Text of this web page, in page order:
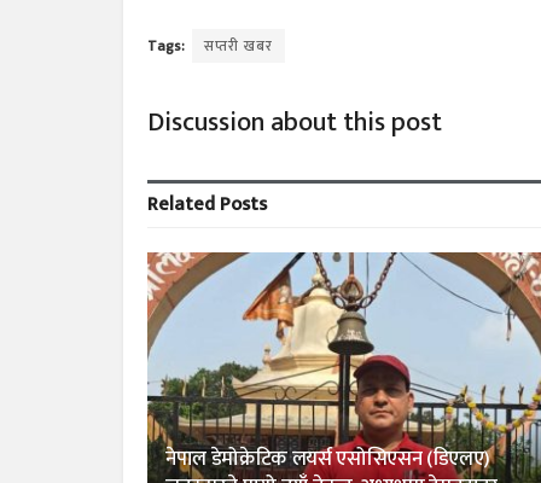
Tags: सप्तरी खबर
Discussion about this post
RelatedPosts
नेपाल डेमोक्रेटिक लयर्स एसोसिएसन (डिएलए)